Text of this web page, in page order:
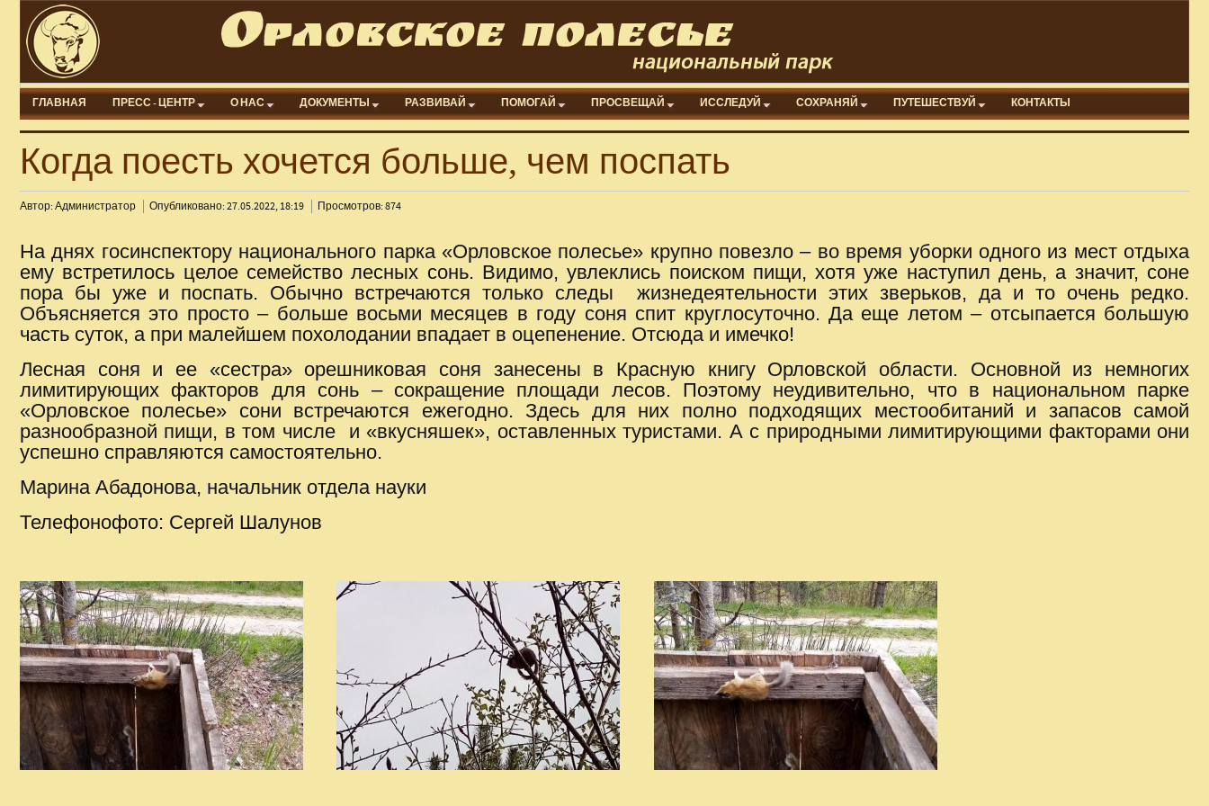
ГЛАВНАЯ ПРЕСС - ЦЕНТР О НАС ДОКУМЕНТЫ РАЗВИВАЙ ПОМОГАЙ ПРОСВЕЩАЙ ИССЛЕДУЙ СОХРАНЯЙ ПУТЕШЕСТВУЙ КОНТАКТЫ
Когда поесть хочется больше, чем поспать
Автор: Администратор Опубликовано: 27.05.2022, 18:19 Просмотров: 874
На днях госинспектору национального парка «Орловское полесье» крупно повезло – во время уборки одного из мест отдыха
ему встретилось целое семейство лесных сонь. Видимо, увлеклись поиском пищи, хотя уже наступил день, а значит, соне
пора бы уже и поспать. Обычно встречаются только следы жизнедеятельности этих зверьков, да и то очень редко.
Объясняется это просто – больше восьми месяцев в году соня спит круглосуточно. Да еще летом – отсыпается большую
часть суток, а при малейшем похолодании впадает в оцепенение. Отсюда и имечко!
Лесная соня и ее «сестра» орешниковая соня занесены в Красную книгу Орловской области. Основной из немногих
лимитирующих факторов для сонь – сокращение площади лесов. Поэтому неудивительно, что в национальном парке
«Орловское полесье» сони встречаются ежегодно. Здесь для них полно подходящих местообитаний и запасов самой
разнообразной пищи, в том числе и «вкусняшек», оставленных туристами. А с природными лимитирующими факторами они
успешно справляются самостоятельно.
Марина Абадонова, начальник отдела науки
Телефонофото: Сергей Шалунов